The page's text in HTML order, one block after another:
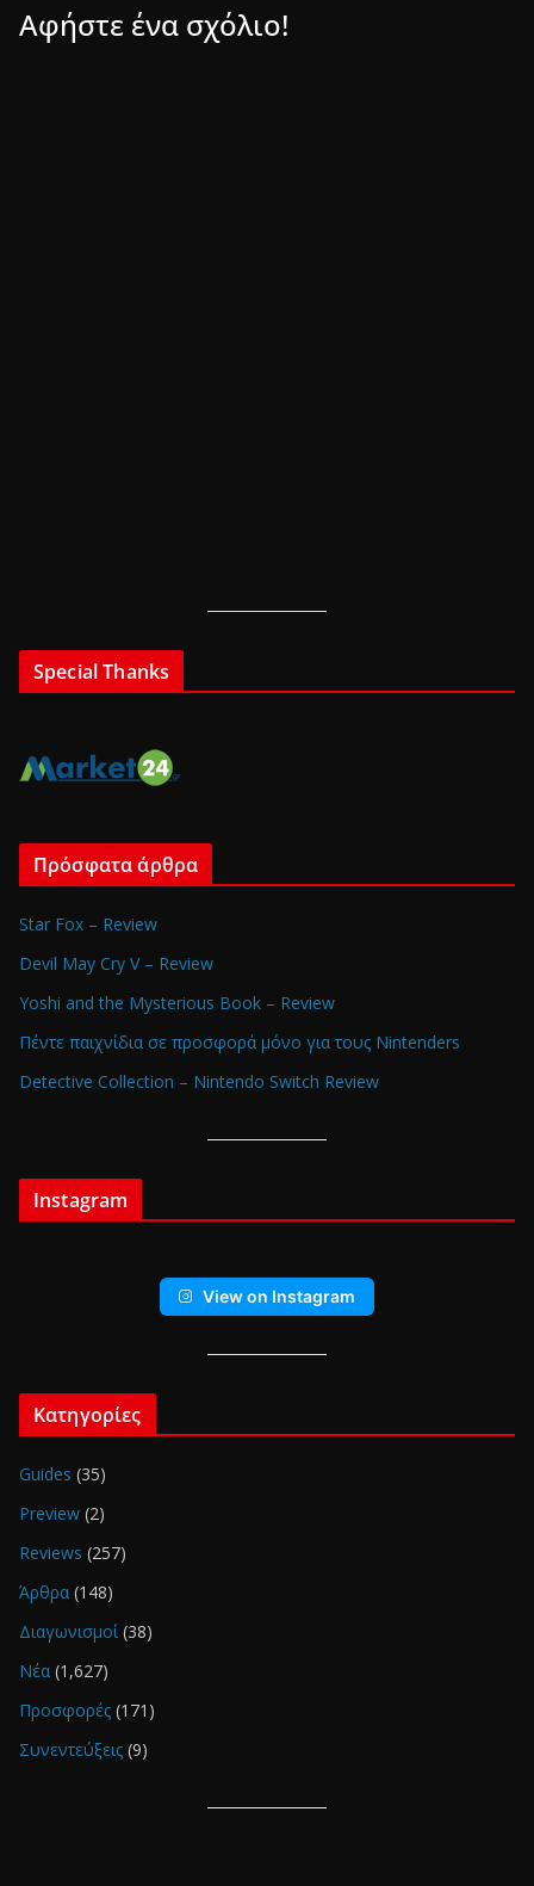
Αφήστε ένα σχόλιο!
Special Thanks
Πρόσφατα άρθρα
Star Fox – Review
Devil May Cry V – Review
Yoshi and the Mysterious Book – Review
Πέντε παιχνίδια σε προσφορά μόνο για τους Nintenders
Detective Collection – Nintendo Switch Review
Instagram
View on Instagram
Κατηγορίες
Guides (35)
Preview (2)
Reviews (257)
Άρθρα (148)
Διαγωνισμοί(38)
Νέα (1,627)
Προσφορές (171)
Συνεντεύξεις (9)